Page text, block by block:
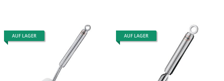
AUF LAGER AUF LAGER